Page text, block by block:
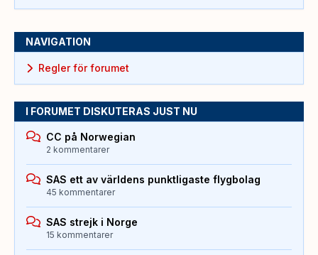
NAVIGATION
Regler för forumet
I FORUMET DISKUTERAS JUST NU
CC på Norwegian
2 kommentarer
SAS ett av världens punktligaste flygbolag
45 kommentarer
SAS strejk i Norge
15 kommentarer